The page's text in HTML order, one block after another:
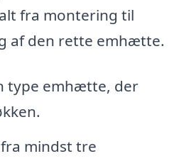
fra montering til
af den rette emhætte.
type emhætte, der
mindst tre